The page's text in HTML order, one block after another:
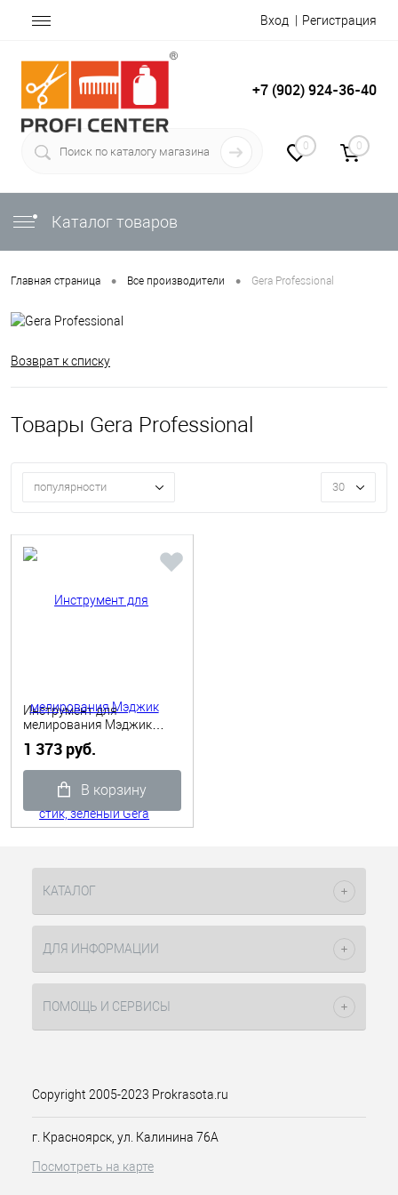
Вход Регистрация
+7 (902) 924-36-40
0 0
Каталог товаров
Главная страница • Все производители • Gera Professional
Возврат к списку
Товары Gera Professional
популярности 30
Инструмент для
мелирования Мэджик
Professional
1 373 руб.
В корзину
КАТАЛОГ
ДЛЯ ИНФОРМАЦИИ
ПОМОЩЬ И СЕРВИСЫ
Copyright 2005-2023 Prokrasota.ru
г. Красноярск, ул. Калинина 76А
Посмотреть на карте